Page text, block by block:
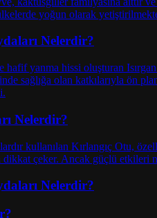
Nelerdir?
Nelerdir?
Nelerdir?